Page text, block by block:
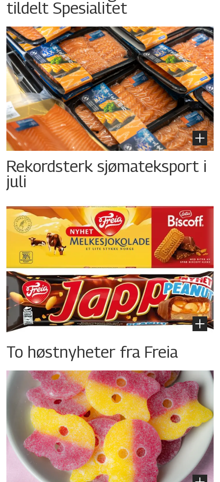
tildelt Spesialitet
Rekordsterk sjømateksport i
juli
To høstnyheter fra Freia